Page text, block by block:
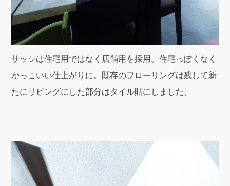
サッシは住宅用ではなく店舗用を採用。住宅っぽくなく
かっこいい仕上がりに。既存のフローリングは残して新
たにリビングにした部分はタイル貼にしました。